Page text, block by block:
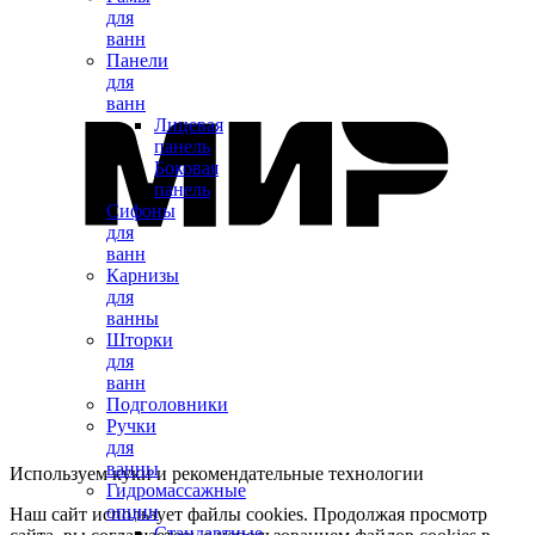
для
ванн
Панели
для
ванн
Лицевая
панель
Боковая
панель
Сифоны
для
ванн
Карнизы
для
ванны
Шторки
для
ванн
Подголовники
Ручки
для
ванны
Гидромассажные
опции
Используем куки и рекомендательные технологии
Наш сайт использует файлы cookies. Продолжая просмотр